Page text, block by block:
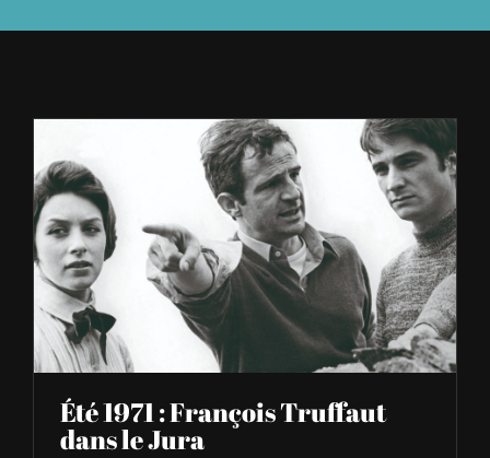
OÙ TROUVER NUMÉRO 39
LIRE NUMÉRO 39
Été 1971 : François Truffaut
dans le Jura